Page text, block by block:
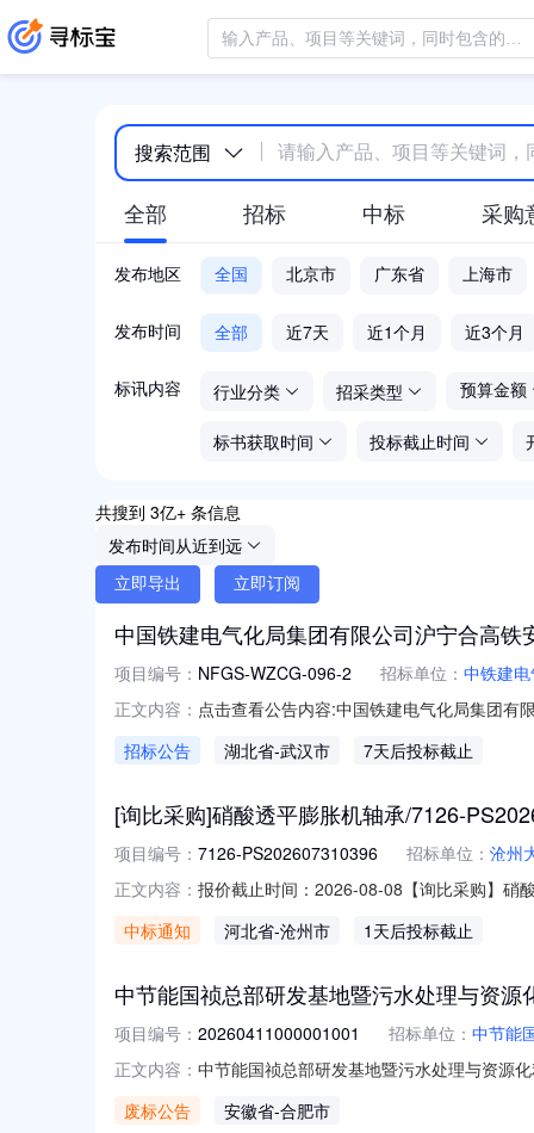
搜索范围
全部 招标 中标 采购
发布地区 全国 北京市 广东省 上海市
发布时间 全部 近7天 近1个月 近3个月
标讯内容 行业分类 招采类型 预算金额
标书获取时间 投标截止时间
共搜到 3亿+ 条信息
发布时间从近到远
立即导出 立即订阅
中国铁建电气化局集团有限公司沪宁合高
项目编号： NFGS-WZCG-096-2 招标单位： 中铁建
正文内容： 点击查看公告内容:中国铁建电气化局集团有
招标公告
湖北省-武汉市 7天后投标截止
[询比采购]硝酸透平膨胀机轴承/7126-
项目编号： 7126-PS202607310396 招标单位： 沧州
正文内容： 报价截止时间：2026-08-08【询比采购】硝
异议的受理方式：如对公示内容有异议的
中标通知 河北省-沧州市 1天后投标截止
中节能国祯总部研发基地暨污水处理与资
项目编号： 20260411000001001 招标单位： 中节能
正文内容： 中节能国祯总部研发基地暨污水处理与资源
过中国节能环保集团有限公司慧采云平台
废标公告 安徽省-合肥市